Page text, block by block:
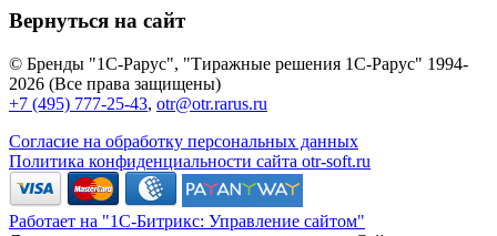
Вернуться на сайт
© Бренды "1С-Рарус", "Тиражные решения 1С-Рарус" 1994-
2026 (Все права защищены)
+7 (495) 777-25-43, otr@otr.rarus.ru
Согласие на обработку персональных данных
Политика конфиденциальности сайта otr-soft.ru
Работает на "1С-Битрикс: Управление сайтом"